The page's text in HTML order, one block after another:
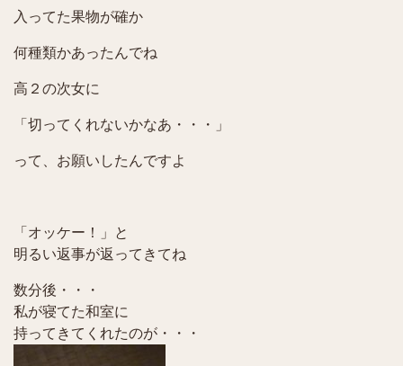
入ってた果物が確か
何種類かあったんでね
高２の次女に
「切ってくれないかなあ・・・」
って、お願いしたんですよ
「オッケー！」と
明るい返事が返ってきてね
数分後・・・
私が寝てた和室に
持ってきてくれたのが・・・